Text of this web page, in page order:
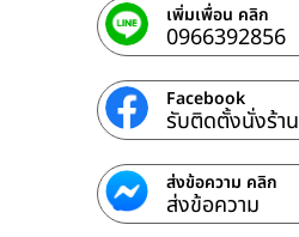
เพิ่มเพื่อน คลิก
0966392856
Facebook
รับติดตั้งนั่งร้าน
ส่งข้อความ คลิก
ส่งข้อความ